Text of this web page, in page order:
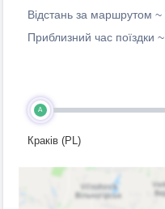
Відстань за маршрутом ~
Приблизний час поїздки ~
A
Краків (PL)